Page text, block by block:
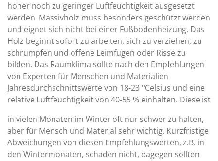
hoher noch zu geringer Luftfeuchtigkeit ausgesetzt
werden. Massivholz muss besonders geschützt werden
und eignet sich nicht bei einer Fußbodenheizung. Das
Holz beginnt sofort zu arbeiten, sich zu verziehen, zu
schrumpfen und offene Leimfugen oder Risse zu
bilden. Das Raumklima sollte nach den Empfehlungen
von Experten für Menschen und Materialien
Jahresdurchschnittswerte von 18-23 °Celsius und eine
relative Luftfeuchtigkeit von 40-55 % einhalten. Diese ist
in vielen Monaten im Winter oft nur schwer zu halten,
aber für Mensch und Material sehr wichtig. Kurzfristige
Abweichungen von diesen Empfehlungswerten, z.B. in
den Wintermonaten, schaden nicht, dagegen sollten